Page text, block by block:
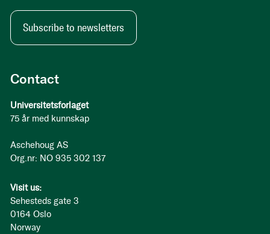
Contact
Universitetsforlaget
75 år med kunnskap
Aschehoug AS
Org.nr: NO 935 302 137
Visit us:
Sehesteds gate 3
0164 Oslo
Norway
Subscribe to newsletters